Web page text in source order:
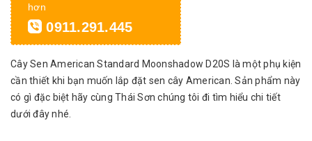
hơn
0911.291.445
Cây Sen American Standard Moonshadow D20S là một phụ kiện
cần thiết khi bạn muốn lắp đặt sen cây American. Sản phẩm này
có gì đặc biệt hãy cùng Thái Sơn chúng tôi đi tìm hiểu chi tiết
dưới đây nhé.